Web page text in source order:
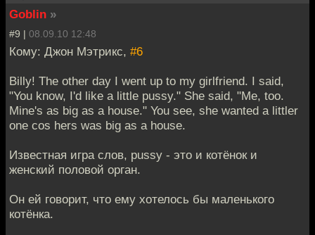
Goblin »
#9 | 08.09.10 12:48
Кому: Джон Мэтрикс, #6
Billy! The other day I went up to my girlfriend. I said,
"You know, I'd like a little pussy." She said, "Me, too.
Mine's as big as a house." You see, she wanted a littler
one cos hers was big as a house.
Известная игра слов, pussy - это и котёнок и
женский половой орган.
Он ей говорит, что ему хотелось бы маленького
котёнка.